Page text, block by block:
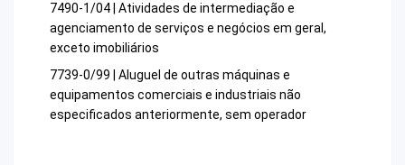
7490-1/04 | Atividades de intermediação e
agenciamento de serviços e negócios em geral,
exceto imobiliários
7739-0/99 | Aluguel de outras máquinas e
equipamentos comerciais e industriais não
especificados anteriormente, sem operador